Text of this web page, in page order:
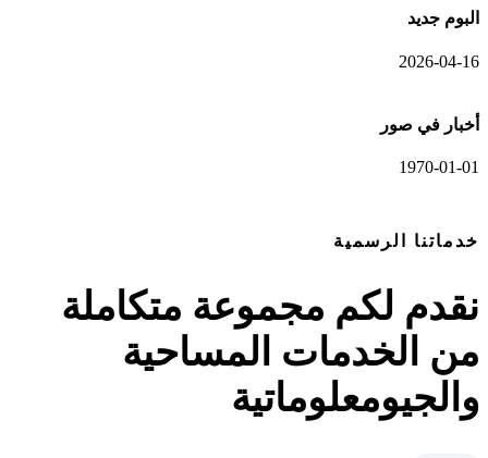
البوم جديد
2026-04-16
أخبار في صور
1970-01-01
خدماتنا الرسمية
نقدم لكم مجموعة متكاملة
من الخدمات المساحية
والجيومعلوماتية